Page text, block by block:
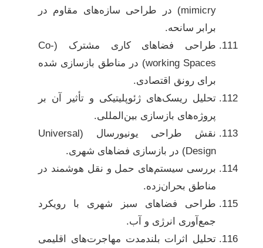
mimicry) در طراحی سازه‌های مقاوم در
برابر سانحه.
طراحی فضاهای کاری مشترک (Co-
working Spaces) در مناطق بازسازی شده
برای رونق اقتصادی.
تحلیل ریسک‌های ژئوپلیتیکی و تأثیر آن بر
پروژه‌های بازسازی بین‌المللی.
نقش طراحی یونیورسال (Universal
Design) در بازسازی فضاهای شهری.
بررسی سیستم‌های حمل و نقل هوشمند در
مناطق بحران‌زده.
طراحی فضاهای سبز شهری با رویکرد
جمع‌آوری انرژی و آب.
تحلیل اثرات بلندمدت مهاجرت‌های اقلیمی